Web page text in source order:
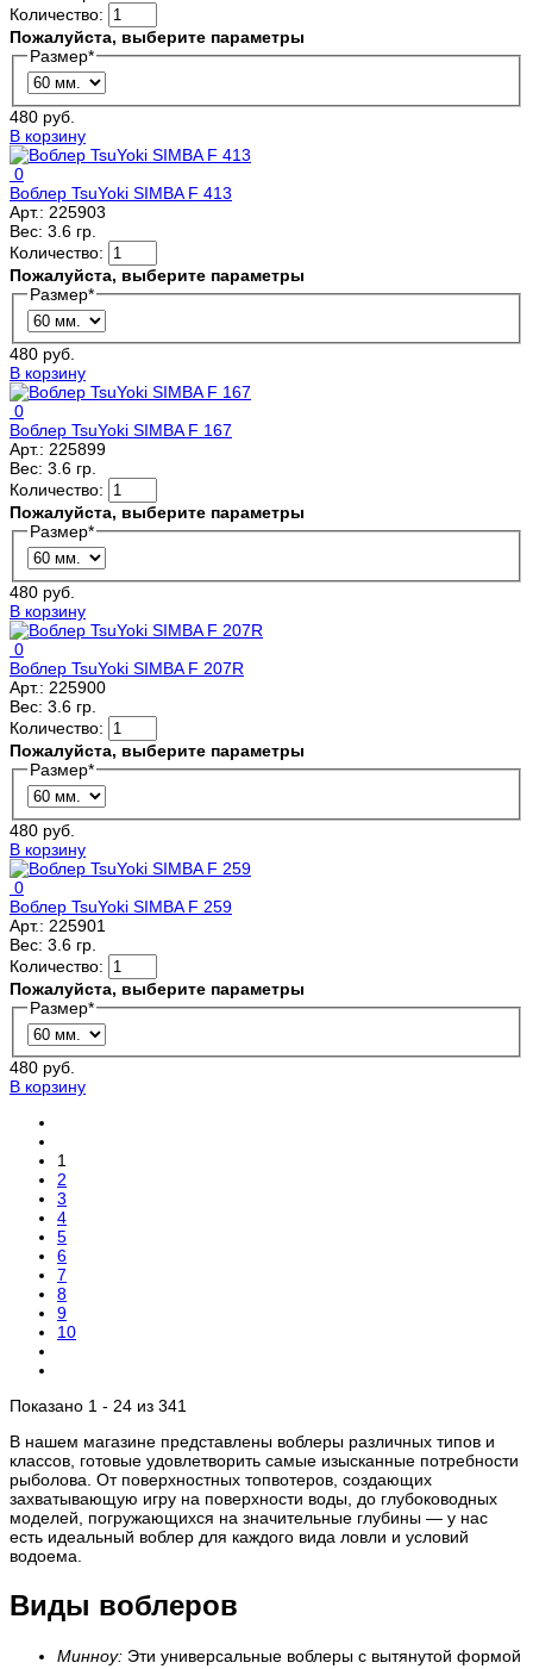
Количество:
Пожалуйста, выберите параметры
Размер*
480 руб.
В корзину
0
Воблер TsuYoki SIMBA F 413
Арт.: 225903
Вес: 3.6 гр.
Количество:
Пожалуйста, выберите параметры
Размер*
480 руб.
В корзину
0
Воблер TsuYoki SIMBA F 167
Арт.: 225899
Вес: 3.6 гр.
Количество:
Пожалуйста, выберите параметры
Размер*
480 руб.
В корзину
0
Воблер TsuYoki SIMBA F 207R
Арт.: 225900
Вес: 3.6 гр.
Количество:
Пожалуйста, выберите параметры
Размер*
480 руб.
В корзину
0
Воблер TsuYoki SIMBA F 259
Арт.: 225901
Вес: 3.6 гр.
Количество:
Пожалуйста, выберите параметры
Размер*
480 руб.
В корзину
1
2
3
4
5
6
7
8
9
10
Показано 1 - 24 из 341
В нашем магазине представлены воблеры различных типов и
классов, готовые удовлетворить самые изысканные потребности
рыболова. От поверхностных топвотеров, создающих
захватывающую игру на поверхности воды, до глубоководных
моделей, погружающихся на значительные глубины — у нас
есть идеальный воблер для каждого вида ловли и условий
водоема.
Виды воблеров
Минноу: Эти универсальные воблеры с вытянутой формой